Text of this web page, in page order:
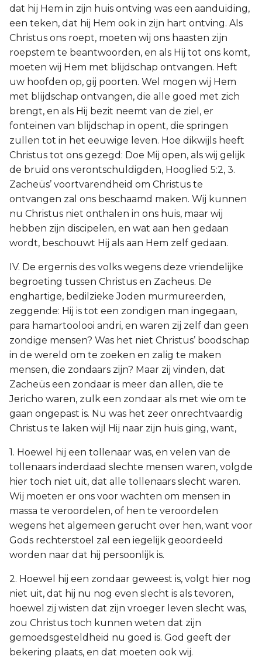
dat hij Hem in zijn huis ontving was een aanduiding,
een teken, dat hij Hem ook in zijn hart ontving. Als
Christus ons roept, moeten wij ons haasten zijn
roepstem te beantwoorden, en als Hij tot ons komt,
moeten wij Hem met blijdschap ontvangen. Heft
uw hoofden op, gij poorten. Wel mogen wij Hem
met blijdschap ontvangen, die alle goed met zich
brengt, en als Hij bezit neemt van de ziel, er
fonteinen van blijdschap in opent, die springen
zullen tot in het eeuwige leven. Hoe dikwijls heeft
Christus tot ons gezegd: Doe Mij open, als wij gelijk
de bruid ons verontschuldigden, Hooglied 5:2, 3.
Zacheüs’ voortvarendheid om Christus te
ontvangen zal ons beschaamd maken. Wij kunnen
nu Christus niet onthalen in ons huis, maar wij
hebben zijn discipelen, en wat aan hen gedaan
wordt, beschouwt Hij als aan Hem zelf gedaan.
IV. De ergernis des volks wegens deze vriendelijke
begroeting tussen Christus en Zacheus. De
enghartige, bedilzieke Joden murmureerden,
zeggende: Hij is tot een zondigen man ingegaan,
para hamartoolooi andri, en waren zij zelf dan geen
zondige mensen? Was het niet Christus’ boodschap
in de wereld om te zoeken en zalig te maken
mensen, die zondaars zijn? Maar zij vinden, dat
Zacheüs een zondaar is meer dan allen, die te
Jericho waren, zulk een zondaar als met wie om te
gaan ongepast is. Nu was het zeer onrechtvaardig
Christus te laken wijl Hij naar zijn huis ging, want,
1. Hoewel hij een tollenaar was, en velen van de
tollenaars inderdaad slechte mensen waren, volgde
hier toch niet uit, dat alle tollenaars slecht waren.
Wij moeten er ons voor wachten om mensen in
massa te veroordelen, of hen te veroordelen
wegens het algemeen gerucht over hen, want voor
Gods rechterstoel zal een iegelijk geoordeeld
worden naar dat hij persoonlijk is.
2. Hoewel hij een zondaar geweest is, volgt hier nog
niet uit, dat hij nu nog even slecht is als tevoren,
hoewel zij wisten dat zijn vroeger leven slecht was,
zou Christus toch kunnen weten dat zijn
gemoedsgesteldheid nu goed is. God geeft der
bekering plaats, en dat moeten ook wij.